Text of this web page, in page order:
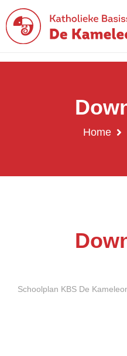
Home
Schoolplan KBS De